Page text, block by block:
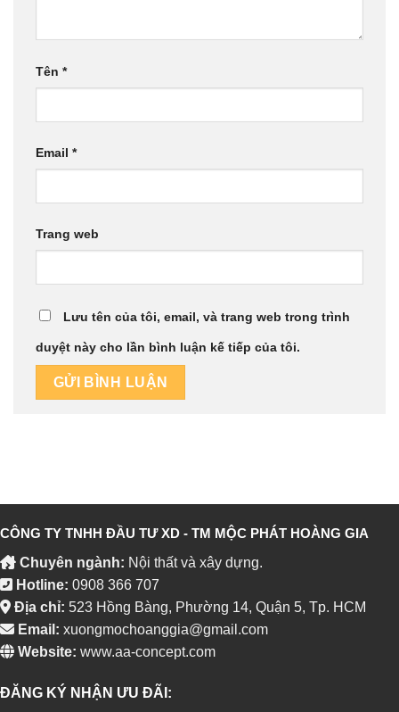
Tên *
Email *
Trang web
Lưu tên của tôi, email, và trang web trong trình
duyệt này cho lần bình luận kế tiếp của tôi.
CÔNG TY TNHH ĐẦU TƯ XD - TM MỘC PHÁT HOÀNG GIA
Chuyên ngành: Nội thất và xây dựng.
Hotline: 0908 366 707
Địa chỉ: 523 Hồng Bàng, Phường 14, Quận 5, Tp. HCM
Email: xuongmochoanggia@gmail.com
Website: www.aa-concept.com
ĐĂNG KÝ NHẬN ƯU ĐÃI: